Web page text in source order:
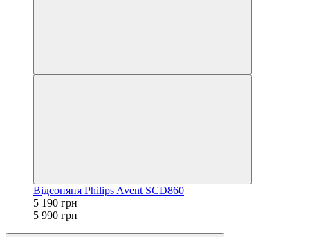
Відеоняня Philips Avent SCD860
5 190 грн
5 990 грн